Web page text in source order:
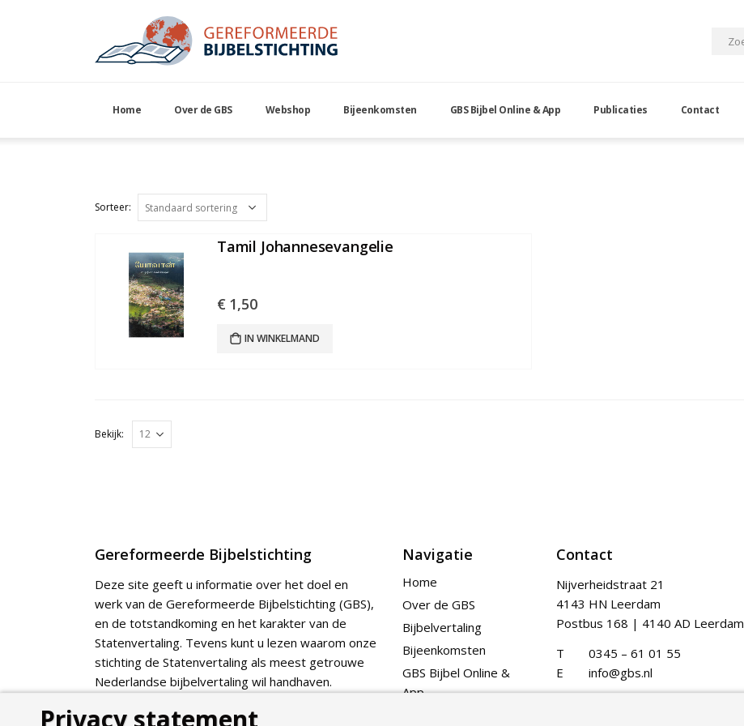
Home Over de GBS Webshop Bijeenkomsten GBS Bijbel Online & App Publicaties Contact
Tamil Johannesevangelie
€ 1,50
IN WINKELMAND
Bekijk:
Gereformeerde Bijbelstichting
Deze site geeft u informatie over het doel en
werk van de Gereformeerde Bijbelstichting (GBS),
en de totstandkoming en het karakter van de
Statenvertaling. Tevens kunt u lezen waarom onze
stichting de Statenvertaling als meest getrouwe
Nederlandse bijbelvertaling wil handhaven.
Navigatie
Home
Over de GBS
Bijbelvertaling
Bijeenkomsten
GBS Bijbel Online &
App
Contact
Nijverheidstraat 21
4143 HN Leerdam
Postbus 168 | 4140 AD Leerdam
T
0345 – 61 01 55
E
info@gbs.nl
Privacy statement